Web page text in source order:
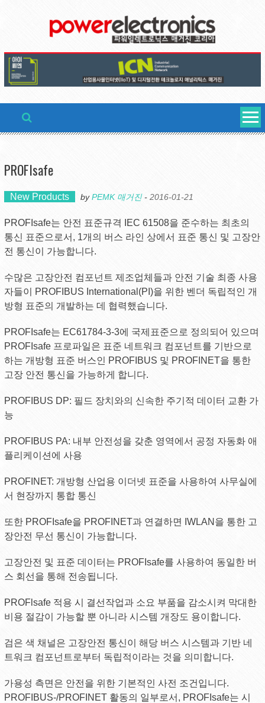
PROFIsafe
New Products byPEMK 매거진- 2016-01-21
PROFIsafe는 안전 표준규격 IEC 61508을 준수하는 최초의
통신 표준으로서, 1개의 버스 라인 상에서 표준 통신 및 고장안
전 통신이 가능합니다.
수많은 고장안전 컴포넌트 제조업체들과 안전 기술 최종 사용
자들이 PROFIBUS International(PI)을 위한 벤더 독립적인 개
방형 표준의 개발하는 데 협력했습니다.
PROFIsafe는 EC61784-3-3에 국제표준으로 정의되어 있으며
PROFIsafe 프로파일은 표준 네트워크 컴포넌트를 기반으로
하는 개방형 표준 버스인 PROFIBUS 및 PROFINET을 통한
고장 안전 통신을 가능하게 합니다.
PROFIBUS DP: 필드 장치와의 신속한 주기적 데이터 교환 가
능
PROFIBUS PA: 내부 안전성을 갖춘 영역에서 공정 자동화 애
플리케이션에 사용
PROFINET: 개방형 산업용 이더넷 표준을 사용하여 사무실에
서 현장까지 통합 통신
또한 PROFIsafe을 PROFINET과 연결하면 IWLAN을 통한 고
장안전 무선 통신이 가능합니다.
고장안전 및 표준 데이터는 PROFIsafe를 사용하여 동일한 버
스 회선을 통해 전송됩니다.
PROFlsafe 적용 시 결선작업과 소요 부품을 감소시켜 막대한
비용 절감이 가능할 뿐 아니라 시스템 개장도 용이합니다.
검은 색 채널은 고장안전 통신이 해당 버스 시스템과 기반 네
트워크 컴포넌트로부터 독립적이라는 것을 의미합니다.
가용성 측면은 안전을 위한 기본적인 사전 조건입니다.
PROFIBUS-/PROFINET 활동의 일부로서, PROFIsafe는 시